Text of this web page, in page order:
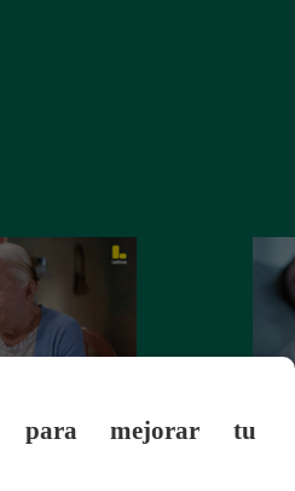
43: ¡Dolores
para mejorar tu